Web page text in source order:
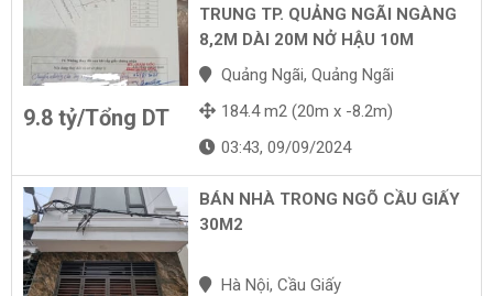
9.8 tỷ/Tổng DT
TRUNG TP. QUẢNG NGÃI NGÀNG
8,2M DÀI 20M NỞ HẬU 10M
Quảng Ngãi, Quảng Ngãi
184.4 m2 (20m x -8.2m)
03:43, 09/09/2024
BÁN NHÀ TRONG NGÕ CẦU GIẤY
30M2
Hà Nội, Cầu Giấy